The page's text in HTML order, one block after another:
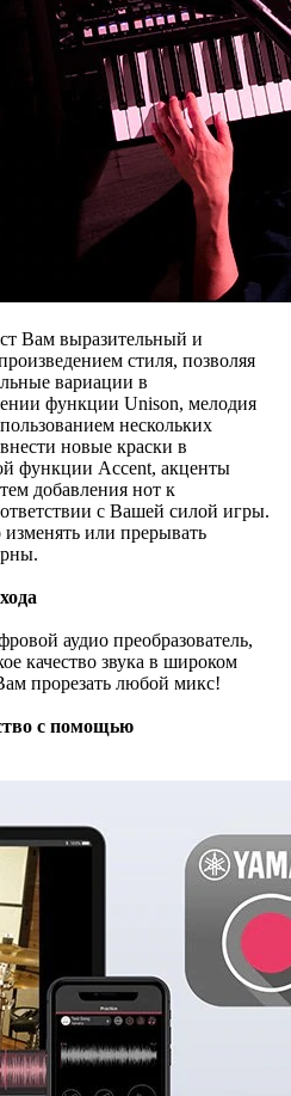
Вам выразительный и
стиля, позволяя
вариации в
функции Unison, мелодия
нескольких
новые краски в
функции Accent, акценты
добавления нот к
с Вашей силой игры.
или прерывать
аудио преобразователь,
качество звука в широком
прорезать любой микс!
с помощью